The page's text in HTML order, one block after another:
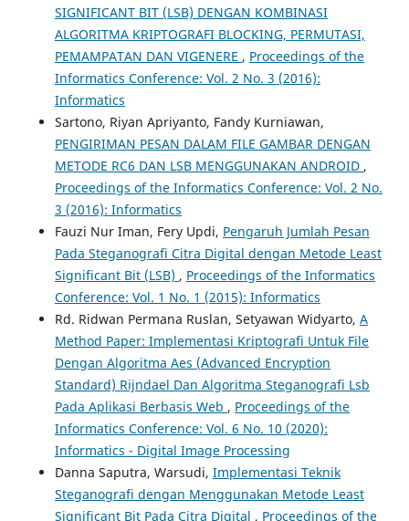
SIGNIFICANT BIT (LSB) DENGAN KOMBINASI
ALGORITMA KRIPTOGRAFI BLOCKING, PERMUTASI,
PEMAMPATAN DAN VIGENERE , Proceedings of the
Informatics Conference: Vol. 2 No. 3 (2016):
Informatics
Sartono, Riyan Apriyanto, Fandy Kurniawan,
PENGIRIMAN PESAN DALAM FILE GAMBAR DENGAN
METODE RC6 DAN LSB MENGGUNAKAN ANDROID ,
Proceedings of the Informatics Conference: Vol. 2 No.
3 (2016): Informatics
Fauzi Nur Iman, Fery Updi, Pengaruh Jumlah Pesan
Pada Steganografi Citra Digital dengan Metode Least
Significant Bit (LSB) , Proceedings of the Informatics
Conference: Vol. 1 No. 1 (2015): Informatics
Rd. Ridwan Permana Ruslan, Setyawan Widyarto, A
Method Paper: Implementasi Kriptografi Untuk File
Dengan Algoritma Aes (Advanced Encryption
Standard) Rijndael Dan Algoritma Steganografi Lsb
Pada Aplikasi Berbasis Web , Proceedings of the
Informatics Conference: Vol. 6 No. 10 (2020):
Informatics - Digital Image Processing
Danna Saputra, Warsudi, Implementasi Teknik
Steganografi dengan Menggunakan Metode Least
Significant Bit Pada Citra Digital , Proceedings of the